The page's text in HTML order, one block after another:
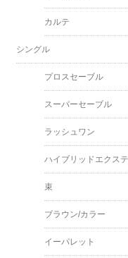
カルテ
シングル
プロスセーブル
スーパーセーブル
ラッシュワン
ハイブリッドエクステ
束
ブラウン/カラー
イーパレット